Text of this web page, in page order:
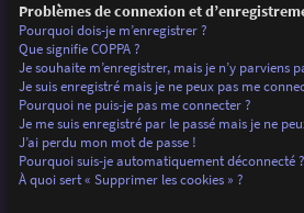
Problèmes de connexion et
Pourquoi dois-je m’enregistrer ?
Que signifie COPPA ?
Je souhaite m’enregistrer, mais je n’y parviens
Je suis enregistré mais je ne peux pas me
Pourquoi ne puis-je pas me connecter ?
Je me suis enregistré par le passé mais je ne
J’ai perdu mon mot de passe !
Pourquoi suis-je automatiquement déconnecté ?
À quoi sert « Supprimer les cookies » ?